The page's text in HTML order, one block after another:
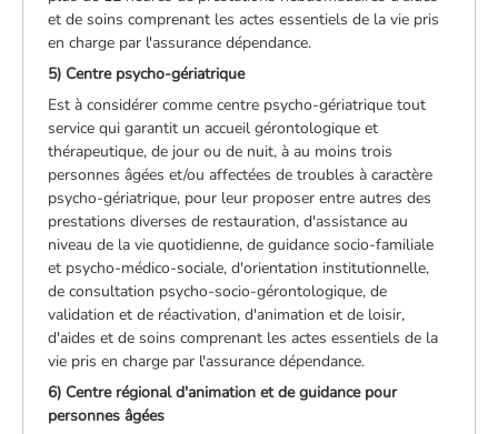
et de soins comprenant les actes essentiels de la vie pris
en charge par l'assurance dépendance.
5) Centre psycho-gériatrique
Est à considérer comme centre psycho-gériatrique tout
service qui garantit un accueil gérontologique et
thérapeutique, de jour ou de nuit, à au moins trois
personnes âgées et/ou affectées de troubles à caractère
psycho-gériatrique, pour leur proposer entre autres des
prestations diverses de restauration, d'assistance au
niveau de la vie quotidienne, de guidance socio-familiale
et psycho-médico-sociale, d'orientation institutionnelle,
de consultation psycho-socio-gérontologique, de
validation et de réactivation, d'animation et de loisir,
d'aides et de soins comprenant les actes essentiels de la
vie pris en charge par l'assurance dépendance.
6) Centre régional d'animation et de guidance pour
personnes âgées